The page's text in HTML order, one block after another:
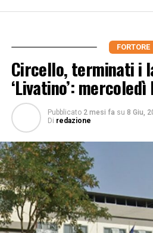
FORTORE
Circello, terminati i
‘Livatino’:
Pubblicato 2 mesi fa su 8 Giu,
Di redazione